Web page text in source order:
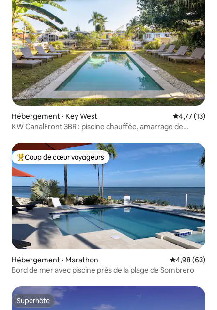
Hébergement ⋅ Key West Évaluation
4,77 (13)
KW CanalFront 3BR : piscine chauffée, amarrage de
Coups de cœur voyageurs les plus appréciés
Coup de cœur voyageurs
Hébergement ⋅ Marathon Évaluation
4,98 (63)
Bord de mer avec piscine près de la plage de Sombrero
Superhôte
Superhôte